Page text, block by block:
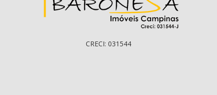
CRECI: 031544